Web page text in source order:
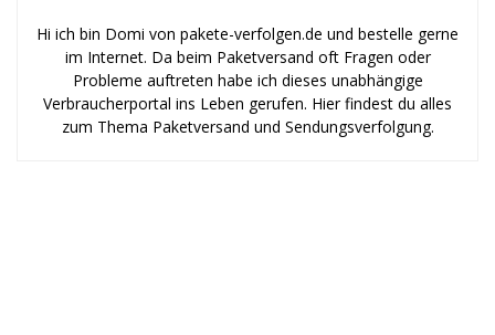
Hi ich bin Domi von pakete-verfolgen.de und bestelle gerne
im Internet. Da beim Paketversand oft Fragen oder
Probleme auftreten habe ich dieses unabhängige
Verbraucherportal ins Leben gerufen. Hier findest du alles
zum Thema Paketversand und Sendungsverfolgung.